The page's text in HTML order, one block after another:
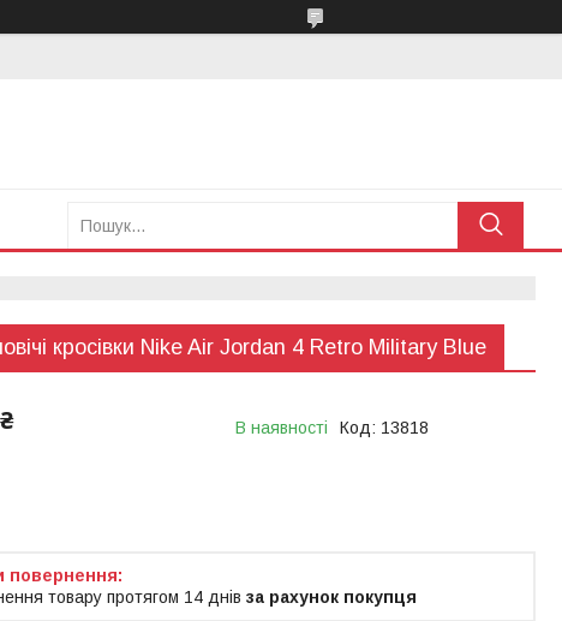
кросівки Nike Air Jordan 4 Retro Military Blue
В наявності Код: 13818
товару протягом 14 днів за рахунок покупця